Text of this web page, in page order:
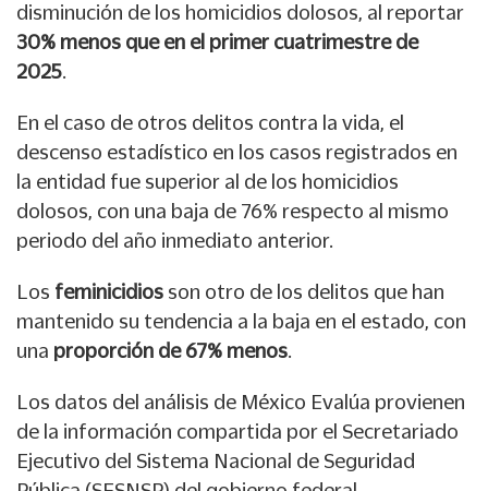
disminución de los homicidios dolosos, al reportar
30% menos que en el primer cuatrimestre de
2025.
En el caso de otros delitos contra la vida, el
descenso estadístico en los casos registrados en
la entidad fue superior al de los homicidios
dolosos, con una baja de 76% respecto al mismo
periodo del año inmediato anterior.
Los feminicidios son otro de los delitos que han
mantenido su tendencia a la baja en el estado, con
una proporción de 67% menos.
Los datos del análisis de México Evalúa provienen
de la información compartida por el Secretariado
Ejecutivo del Sistema Nacional de Seguridad